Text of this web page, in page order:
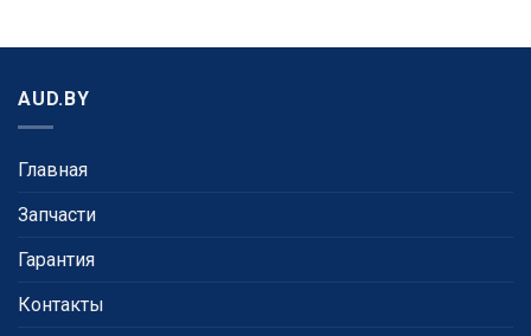
AUD.BY
Главная
Запчасти
Гарантия
Контакты